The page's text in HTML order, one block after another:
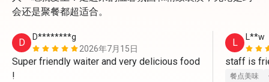
会还是聚餐都超适合。
D
D********g
2026年7月15日
Super friendly waiter and very delicious food
!
L L**w
staff is
餐点美味